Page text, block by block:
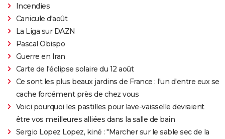
Incendies
Canicule d'août
La Liga sur DAZN
Pascal Obispo
Guerre en Iran
Carte de l'éclipse solaire du 12 août
Ce sont les plus beaux jardins de France : l'un d'entre eux se
cache forcément près de chez vous
Voici pourquoi les pastilles pour lave-vaisselle devraient
être vos meilleures alliées dans la salle de bain
Sergio Lopez Lopez, kiné : "Marcher sur le sable sec de la